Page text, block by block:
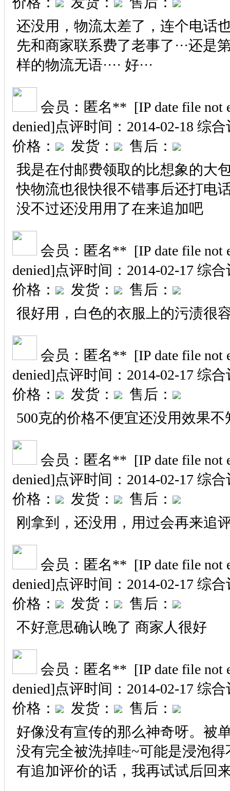
还没用，物流太差了，连个电话
先和商家联系费了老事了···还是
样的物流无语···· 好···
会员：匿名** [IP date file not
denied]点评时间：2014-02-18 综合
价格：
发货：
售后：
我是在付邮费领取的比想象的大
快物流也很快很不错事后还打电
没不过还没用用了在来追加吧
会员：匿名** [IP date file not
denied]点评时间：2014-02-17 综合
价格：
发货：
售后：
很好用，白色的衣服上的污渍很
会员：匿名** [IP date file not
denied]点评时间：2014-02-17 综合
价格：
发货：
售后：
500克的价格不便宜还没用效果不
会员：匿名** [IP date file not
denied]点评时间：2014-02-17 综合
价格：
发货：
售后：
刚拿到，还没用，用过会再来追
会员：匿名** [IP date file not
denied]点评时间：2014-02-17 综合
价格：
发货：
售后：
不好意思确认晚了 商家人很好
会员：匿名** [IP date file not
denied]点评时间：2014-02-17 综合
价格：
发货：
售后：
好像没有宣传的那么神奇呀。被
没有完全被洗掉哇~可能是浸泡得
有追加评价的话，我再试试后回